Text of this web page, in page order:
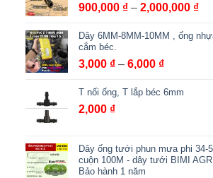
900,000 ₫ – 2,000,000 ₫
từ
Dây 6MM-8MM-10MM , ống
cắm béc.
3,000 ₫ – 6,000 ₫Khoảng
từ
T nối ống, T lắp béc 6mm
2,000 ₫
Dây ống tưới phun mưa phi 34-
cuộn 100M - dây tưới BIMI
Bảo hành 1 năm